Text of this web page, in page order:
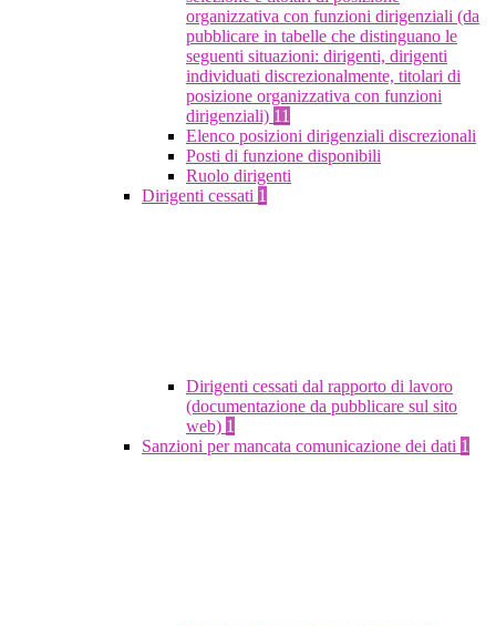
organizzativa con funzioni dirigenziali (da
pubblicare in tabelle che distinguano le
seguenti situazioni: dirigenti, dirigenti
individuati discrezionalmente, titolari di
posizione organizzativa con funzioni
dirigenziali) 11
Elenco posizioni dirigenziali discrezionali
Posti di funzione disponibili
Ruolo dirigenti
Dirigenti cessati 1
Dirigenti cessati dal rapporto di lavoro
(documentazione da pubblicare sul sito
web) 1
Sanzioni per mancata comunicazione dei dati 1